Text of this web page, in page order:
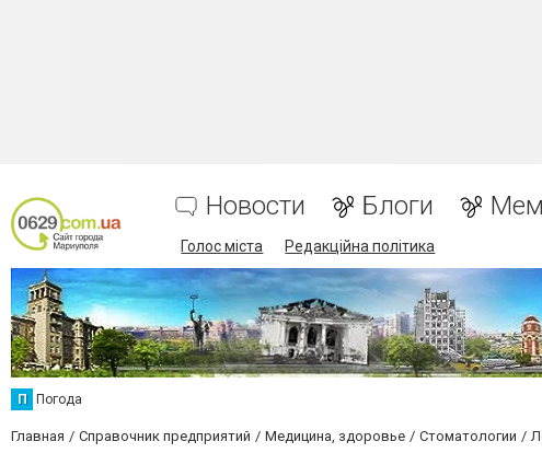
Новости Блоги
Голос міста Редакційна політика
П Погода
Главная Справочник предприятий Медицина, здоровье Стоматологии